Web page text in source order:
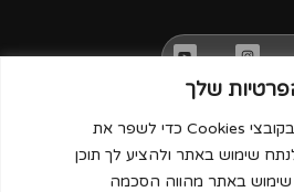
שלך
האתר שלנו משתמש בקובצי Cookies כדי לשפר את
שימוש באתר ולהציע לך תוכן
באתר מהווה הסכמה
Copyright © SHLOMIT ART. ALL RIGHTS